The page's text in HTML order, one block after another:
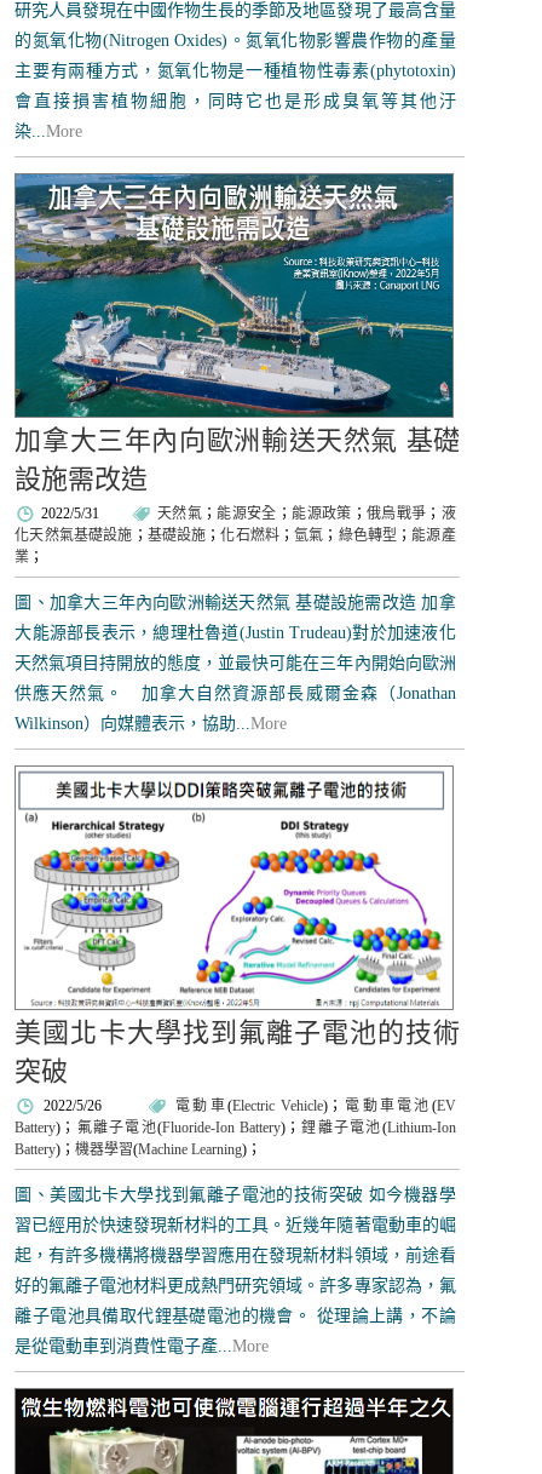
研究人員發現在中國作物生長的季節及地區發現了最高含量
的氮氧化物(Nitrogen Oxides)。氮氧化物影響農作物的產量
主要有兩種方式，氮氧化物是一種植物性毒素(phytotoxin)
會直接損害植物細胞，同時它也是形成臭氧等其他汙
染...More
加拿大三年內向歐洲輸送天然氣 基礎
設施需改造
2022/5/31 天然氣 ； 能源安全 ； 能源政策 ； 俄烏戰爭 ； 液
化天然氣基礎設施 ； 基礎設施 ；化石燃料； 氫氣 ； 綠色轉型 ； 能源產
業 ；
圖、加拿大三年內向歐洲輸送天然氣 基礎設施需改造 加拿
大能源部長表示，總理杜魯道(Justin Trudeau)對於加速液化
天然氣項目持開放的態度，並最快可能在三年內開始向歐洲
供應天然氣。 加拿大自然資源部長威爾金森（Jonathan
Wilkinson）向媒體表示，協助...More
美國北卡大學找到氟離子電池的技術
突破
2022/5/26 電動車(Electric Vehicle)； 電動車電池 (EV
Battery)； 氟離子電池(Fluoride-Ion Battery)； 鋰離子電池(Lithium-Ion
Battery)；機器學習(Machine Learning)；
圖、美國北卡大學找到氟離子電池的技術突破 如今機器學
習已經用於快速發現新材料的工具。近幾年隨著電動車的崛
起，有許多機構將機器學習應用在發現新材料領域，前途看
好的氟離子電池材料更成熱門研究領域。許多專家認為，氟
離子電池具備取代鋰基礎電池的機會。 從理論上講，不論
是從電動車到消費性電子產...More